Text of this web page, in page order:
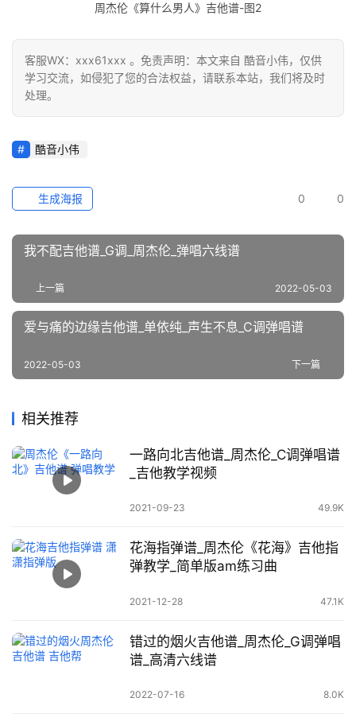
周杰伦《算什么男人》吉他谱-图2
客服WX：xxx61xxx 。免责声明：本文来自 酷音小伟，仅供
学习交流，如侵犯了您的合法权益，请联系本站，我们将及时
处理。
酷音小伟
0 0
生成海报
我不配吉他谱_G调_周杰伦_弹唱六线谱
上一篇 2022-05-03
爱与痛的边缘吉他谱_单依纯_声生不息_C调弹唱谱
下一篇
2022-05-03
相关推荐
一路向北吉他谱_周杰伦_C调弹唱谱
_吉他教学视频
2021-09-23 49.9K
花海指弹谱_周杰伦《花海》吉他指
弹教学_简单版am练习曲
2021-12-28 47.1K
错过的烟火吉他谱_周杰伦_G调弹唱
谱_高清六线谱
2022-07-16 8.0K